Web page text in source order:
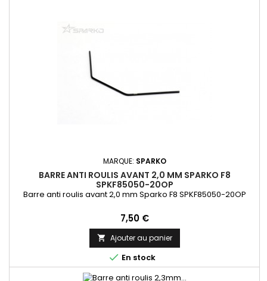
MARQUE: SPARKO
BARRE ANTI ROULIS AVANT 2,0 MM SPARKO F8
SPKF85050-20OP
Barre anti roulis avant 2,0 mm Sparko F8 SPKF85050-20OP
Prix
7,50 €
 Ajouter au panier
 En stock